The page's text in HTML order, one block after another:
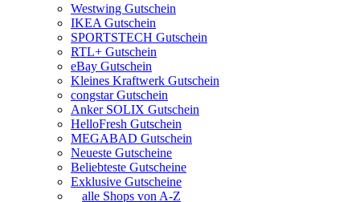
Westwing Gutschein
IKEA Gutschein
SPORTSTECH Gutschein
RTL+ Gutschein
eBay Gutschein
Kleines Kraftwerk Gutschein
congstar Gutschein
Anker SOLIX Gutschein
HelloFresh Gutschein
MEGABAD Gutschein
Neueste Gutscheine
Beliebteste Gutscheine
Exklusive Gutscheine
alle Shops von A-Z